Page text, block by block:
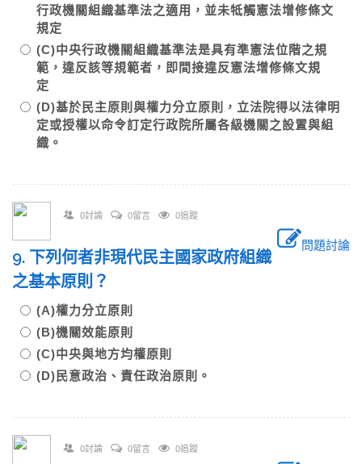
行政機關組織基準法之適用，並未牴觸憲法增修條文
規定
(C)中央行政機關組織基準法是具有準憲法位階之規
範，違反該等規範者，即間接違反憲法增修條文規
定
(D)基於民主原則與權力分立原則，立法院得以法律明
定或授權以命令訂定行政院所屬各級機關之設置與組
織。
0討論 0留言 0追蹤
問題討論
9. 下列何者非現代民主國家政府組織
之基本原則？
(A)權力分立原則
(B)機關效能原則
(C)中央與地方均權原則
(D)民意政治、責任政治原則。
0討論 0留言 0追蹤